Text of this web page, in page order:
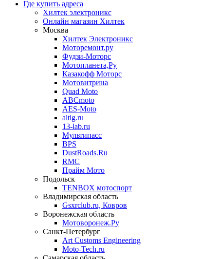
Где купить адреса
Хилтек электроникс
Онлайн магазин Хилтек
Москва
Хилтек Электроникс
Моторемонт.ру
Фудзи-Моторс
Мотопланета,Ру
Казакофф Моторс
Мотовитрина
Quad Moto
ABCmoto
AES-Moto
altig.ru
13-lab.ru
Мультипасс
BPS
DustRoads.Ru
RMC
Прайм Мото
Подольск
TENBOX мотоспорт
Владимирская область
Gsxrclub.ru, Ковров
Воронежская область
Мотоворонеж.Ру
Санкт-Петербург
Art Customs Engineering
Moto-Tech.ru